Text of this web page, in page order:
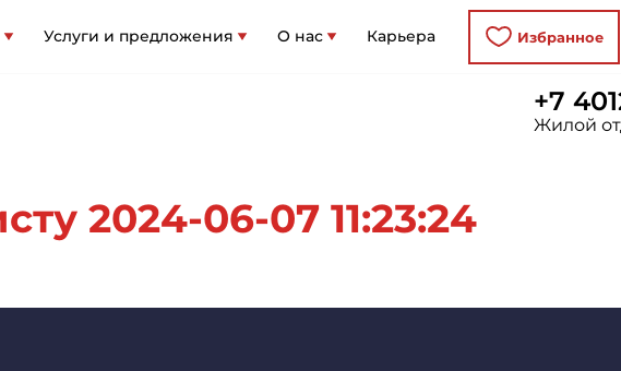
Услуги и предложения О нас Карьера Избранное
+7
Жилой
2024-06-07 11:23:24